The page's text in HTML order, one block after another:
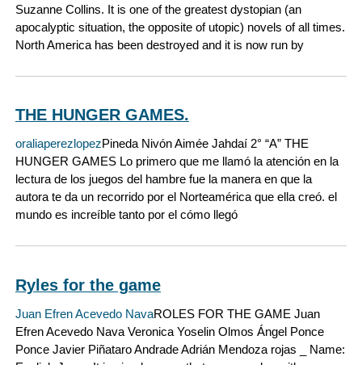
Suzanne Collins. It is one of the greatest dystopian (an
apocalyptic situation, the opposite of utopic) novels of all times.
North America has been destroyed and it is now run by
THE HUNGER GAMES.
oraliaperezlopezPineda Nivón Aimée Jahdaí 2° “A” THE
HUNGER GAMES Lo primero que me llamó la atención en la
lectura de los juegos del hambre fue la manera en que la
autora te da un recorrido por el Norteamérica que ella creó. el
mundo es increíble tanto por el cómo llegó
Ryles for the game
Juan Efren Acevedo NavaROLES FOR THE GAME Juan
Efren Acevedo Nava Veronica Yoselin Olmos Ángel Ponce
Ponce Javier Piñataro Andrade Adrián Mendoza rojas _ Name: